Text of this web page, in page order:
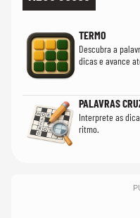
TERMO
Descubra a
dicas e avance
PALAVRAS
Interprete as
ritmo.